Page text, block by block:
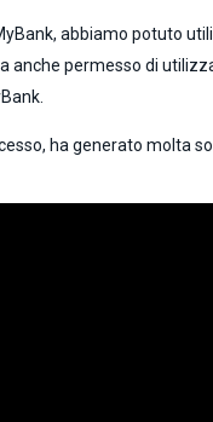
abbiamo potuto
permesso di
ha generato molta